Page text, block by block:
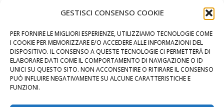
GESTISCI CONSENSO COOKIE
PER FORNIRE LE MIGLIORI ESPERIENZE, UTILIZZIAMO TECNOLOGIE COME
I COOKIE PER MEMORIZZARE E/O ACCEDERE ALLE INFORMAZIONI DEL
DISPOSITIVO. IL CONSENSO A QUESTE TECNOLOGIE CI PERMETTERÀ DI
ELABORARE DATI COME IL COMPORTAMENTO DI NAVIGAZIONE O ID
UNICI SU QUESTO SITO. NON ACCONSENTIRE O RITIRARE IL CONSENSO
PUÒ INFLUIRE NEGATIVAMENTE SU ALCUNE CARATTERISTICHE E
FUNZIONI.
349 3863811
chiavicodificate@gmail.com
Privacy Policy
Cookie Policy